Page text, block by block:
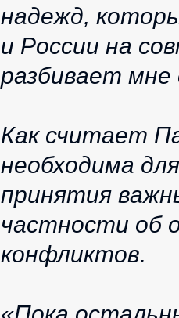
надежд,
и России на
разбивает мне
Как считает
необходима
принятия
частности об
конфликтов.